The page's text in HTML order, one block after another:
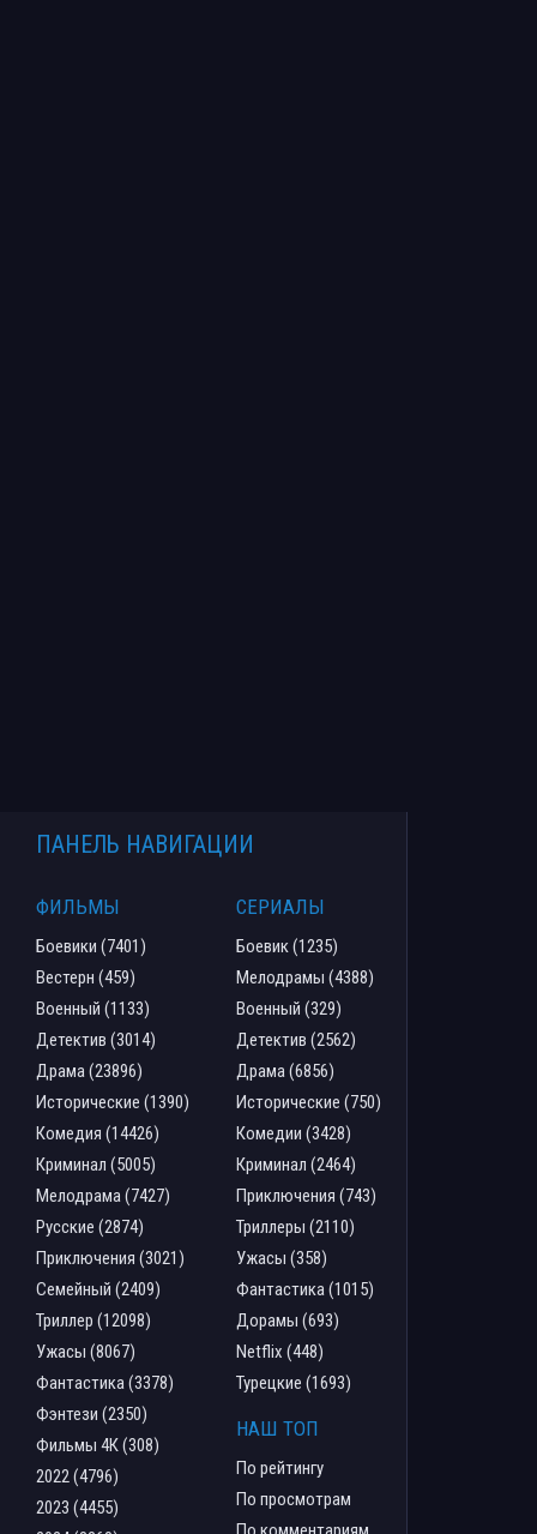
ПАНЕЛЬ НАВИГАЦИИ
ФИЛЬМЫ
Боевики (7401)
Вестерн (459)
Военный (1133)
Детектив (3014)
Драма (23896)
Исторические (1390)
Комедия (14426)
Криминал (5005)
Мелодрама (7427)
Русские (2874)
Приключения (3021)
Семейный (2409)
Триллер (12098)
Ужасы (8067)
Фантастика (3378)
Фэнтези (2350)
Фильмы 4К (308)
2022 (4796)
2023 (4455)
СЕРИАЛЫ
Боевик (1235)
Мелодрамы (4388)
Военный (329)
Детектив (2562)
Драма (6856)
Исторические (750)
Комедии (3428)
Криминал (2464)
Приключения (743)
Триллеры (2110)
Ужасы (358)
Фантастика (1015)
Дорамы (693)
Netflix (448)
Турецкие (1693)
НАШ ТОП
По рейтингу
По просмотрам